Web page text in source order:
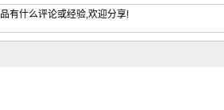
有什么评论或经验,欢迎分享!